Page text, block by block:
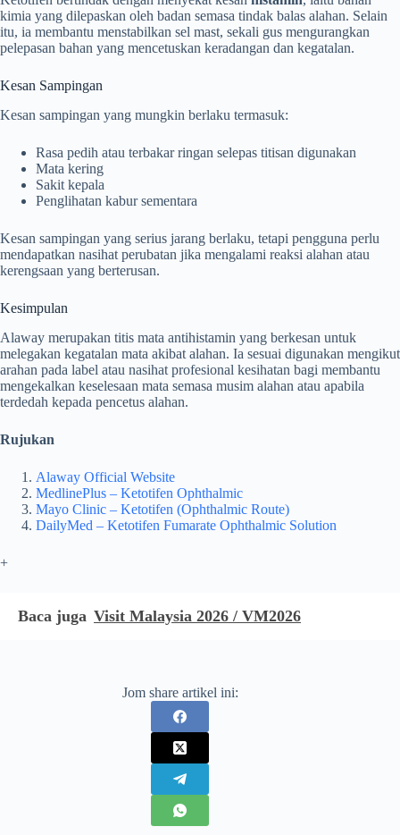
kimia yang dilepaskan oleh badan semasa tindak balas alahan. Selain
itu, ia membantu menstabilkan sel mast, sekali gus mengurangkan
pelepasan bahan yang mencetuskan keradangan dan kegatalan.
Kesan Sampingan
Kesan sampingan yang mungkin berlaku termasuk:
Rasa pedih atau terbakar ringan selepas titisan digunakan
Mata kering
Sakit kepala
Penglihatan kabur sementara
Kesan sampingan yang serius jarang berlaku, tetapi pengguna perlu
mendapatkan nasihat perubatan jika mengalami reaksi alahan atau
kerengsaan yang berterusan.
Kesimpulan
Alaway merupakan titis mata antihistamin yang berkesan untuk
melegakan kegatalan mata akibat alahan. Ia sesuai digunakan mengikut
arahan pada label atau nasihat profesional kesihatan bagi membantu
mengekalkan keselesaan mata semasa musim alahan atau apabila
terdedah kepada pencetus alahan.
Rujukan
Alaway Official Website
MedlinePlus – Ketotifen Ophthalmic
Mayo Clinic – Ketotifen (Ophthalmic Route)
DailyMed – Ketotifen Fumarate Ophthalmic Solution
+
Baca juga Visit Malaysia 2026 / VM2026
Jom share artikel ini: